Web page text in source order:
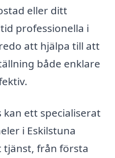
eller ditt
professionella i
att hjälpa till att
både enklare
ett specialiserat
i Eskilstuna
från första